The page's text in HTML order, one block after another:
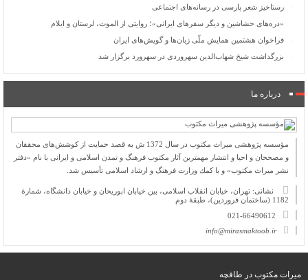
رستاخیز شعر پارسی در رسانه‌های اجتماعی
«دره‌های حشاشین و دیگر سفرهای ایرانی»؛ روایتی از الموت، لرستان و ایلام
فراخوان هشتمین همایش ملّی زبان‌ها و گویش‌های ایران
بزرگداشت شیخ شهاب‌الدین سهروردی در سهرورد برگزار شد
درباره ما
مؤسسه پژوهشی میراث مكتوب در سال 1372 ش به قصد حمایت از كوشش‌های محققان
و مصححان و احیا و انتشار مهمترین آثار مكتوب فرهنگ و تمدن اسلامی و ایرانی با نام «دفتر
نشر میراث مكتوب» و با كمك وزارت فرهنگ و ارشاد اسلامی تأسیس شد.
نشانی: تهران، خیابان انقلاب اسلامی، بین خیابان ابوریحان و خیابان دانشگاه، شمارۀ
1182 (ساختمان فروردین)، طبقۀ دوم
021-66490612
info@mirasmaktoob.ir
میرات مکتوب در طاقچه